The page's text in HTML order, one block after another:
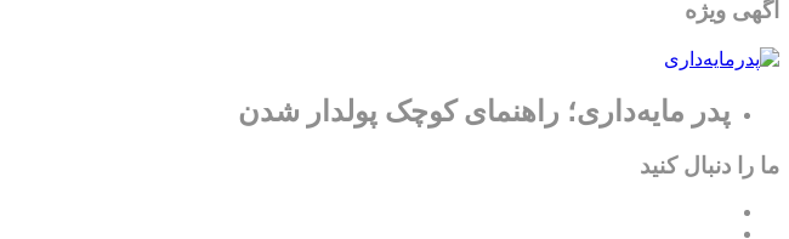
آگهی ویژه
پدر مایه‌داری؛ راهنمای کوچک پولدار شدن
ما را دنبال کنید